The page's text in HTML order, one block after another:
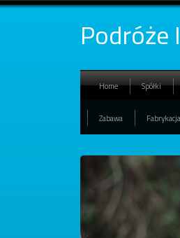
Podróże
Home Spółki
Zabawa Fabrykacja